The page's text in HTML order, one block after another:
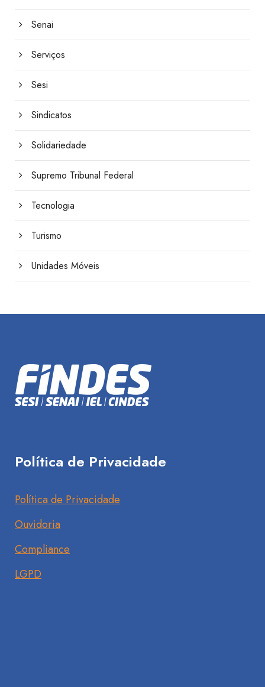
Senai
Serviços
Sesi
Sindicatos
Solidariedade
Supremo Tribunal Federal
Tecnologia
Turismo
Unidades Móveis
Política de Privacidade
Política de Privacidade
Ouvidoria
Compliance
LGPD